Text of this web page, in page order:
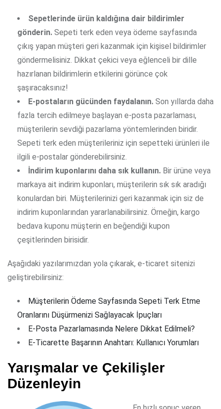
Sepetlerinde ürün kaldığına dair bildirimler
gönderin. Sepeti terk eden veya ödeme sayfasında
çıkış yapan müşteri geri kazanmak için kişisel bildirimler
göndermelisiniz. Dikkat çekici veya eğlenceli bir dille
hazırlanan bildirimlerin etkilerini görünce çok
şaşıracaksınız!
E-postaların gücünden faydalanın. Son yıllarda daha
fazla tercih edilmeye başlayan e-posta pazarlaması,
müşterilerin sevdiği pazarlama yöntemlerinden biridir.
Sepeti terk eden müşterileriniz için sepetteki ürünleri ile
ilgili e-postalar gönderebilirsiniz.
İndirim kuponlarını daha sık kullanın. Bir ürüne veya
markaya ait indirim kuponları, müşterilerin sık sık aradığı
konulardan biri. Müşterilerinizi geri kazanmak için siz de
indirim kuponlarından yararlanabilirsiniz. Örneğin, kargo
bedava kuponu müşterin en beğendiği kupon
çeşitlerinden birisidir.
Aşağıdaki yazılarımızdan yola çıkarak, e-ticaret sitenizi
geliştirebilirsiniz:
Müşterilerin Ödeme Sayfasında Sepeti Terk Etme
Oranlarını Düşürmenizi Sağlayacak İpuçları
E-Posta Pazarlamasında Nelere Dikkat Edilmeli?
E-Ticarette Başarının Anahtarı: Kullanıcı Yorumları
Yarışmalar ve Çekilişler
Düzenleyin